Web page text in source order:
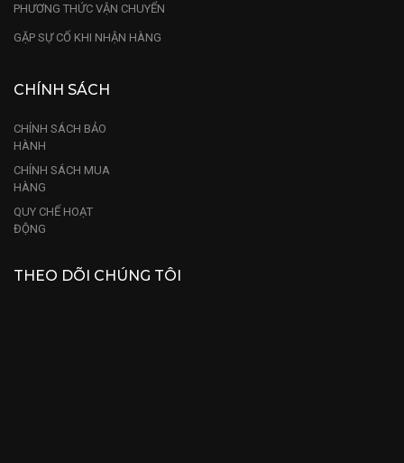
PHƯƠNG THỨC VẬN CHUYỂN
GẶP SỰ CỐ KHI NHẬN HÀNG
CHÍNH SÁCH
CHÍNH SÁCH BẢO
HÀNH
CHÍNH SÁCH MUA
HÀNG
QUY CHẾ HOẠT
ĐỘNG
THEO DÕI CHÚNG TÔI